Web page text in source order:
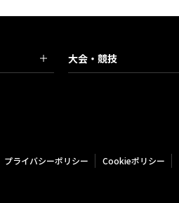
大会・競技
プライバシーポリシー Cookieポリシー